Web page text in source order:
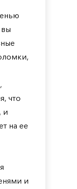
что
и
на ее
и